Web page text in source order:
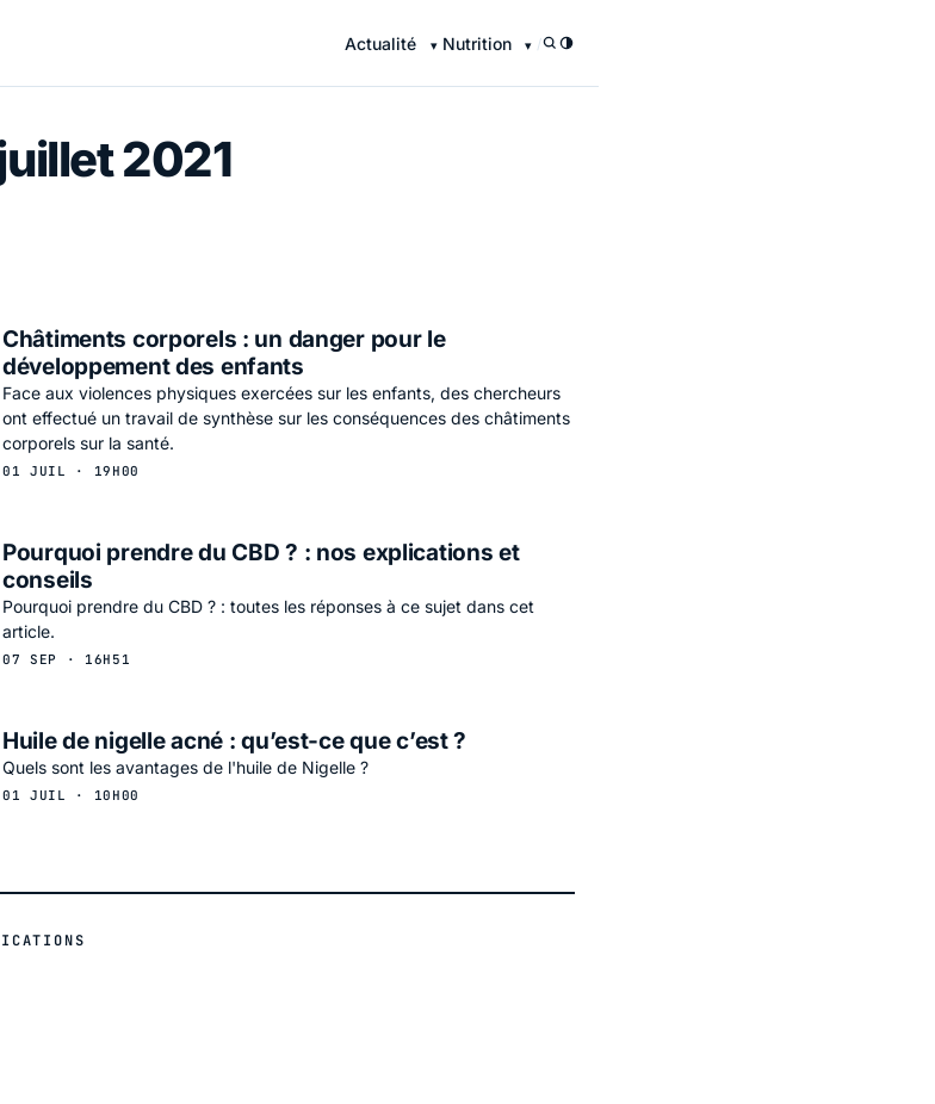
Actualité Nutrition /
2021
Châtiments corporels : un danger pour le
développement des enfants
Face aux violences physiques exercées sur les enfants, des chercheurs
ont effectué un travail de synthèse sur les conséquences des châtiments
corporels sur la santé.
01 JUIL · 19H00
Pourquoi prendre du CBD ? : nos explications et
conseils
Pourquoi prendre du CBD ? : toutes les réponses à ce sujet dans cet
article.
07 SEP · 16H51
Huile de nigelle acné : qu’est-ce que c’est ?
Quels sont les avantages de l'huile de Nigelle ?
01 JUIL · 10H00